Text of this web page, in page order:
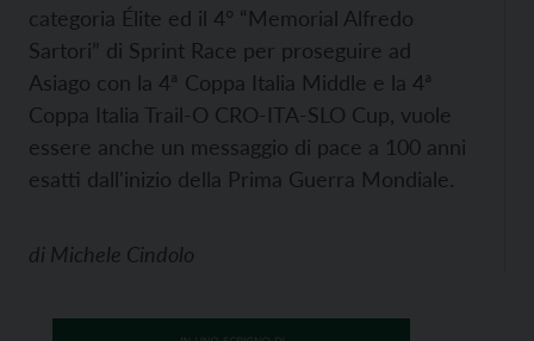
categoria Élite ed il 4° “Memorial Alfredo
Sartori” di Sprint Race per proseguire ad
Asiago con la 4ª Coppa Italia Middle e la 4ª
Coppa Italia Trail-O CRO-ITA-SLO Cup, vuole
essere anche un messaggio di pace a 100 anni
esatti dall'inizio della Prima Guerra Mondiale.
di Michele Cindolo